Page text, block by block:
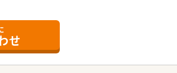
通勤が非常に快適です。
して応需しています。
取り組める環境です。
せ